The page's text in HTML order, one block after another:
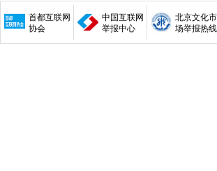
首都互联网
协会
中国互联网
举报中心
北京文化市
场举报热线